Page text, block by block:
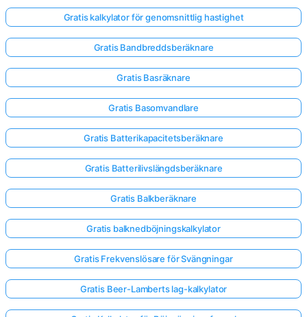
Gratis kalkylator för genomsnittlig hastighet
Gratis Bandbreddsberäknare
Gratis Basräknare
Gratis Basomvandlare
Gratis Batterikapacitetsberäknare
Gratis Batterilivslängdsberäknare
Gratis Balkberäknare
Gratis balknedböjningskalkylator
Gratis Frekvenslösare för Svängningar
Gratis Beer-Lamberts lag-kalkylator